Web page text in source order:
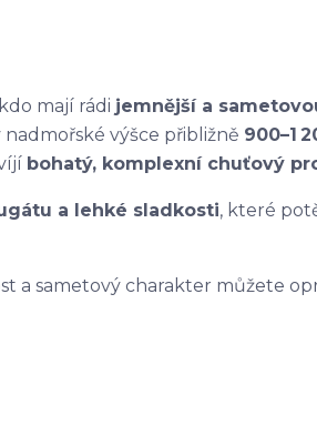
mají rádi jemnější a
výšce přibližně 900–1
bohatý, komplexní chuťový
a lehké sladkosti, které
a sametový charakter můžete